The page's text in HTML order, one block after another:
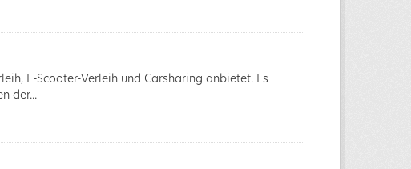
E-Scooter-Verleih und Carsharing anbietet. Es
der...